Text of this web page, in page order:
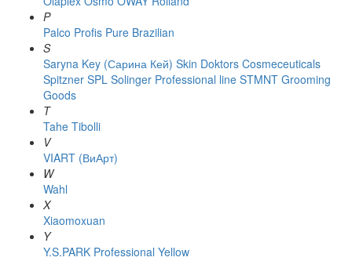
P
Palco Profis Pure Brazilian
S
Saryna Key (Сарина Кей) Skin Doktors Cosmeceuticals
Spitzner SPL Solinger Professional line STMNT Grooming
Goods
T
Tahe Tibolli
V
VIART (ВиАрт)
W
Wahl
X
Xiaomoxuan
Y
Y.S.PARK Professional Yellow